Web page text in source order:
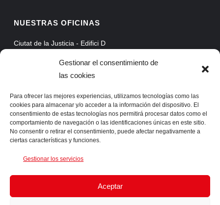
Gestionar el consentimiento de
las cookies
Para ofrecer las mejores experiencias, utilizamos tecnologías como las
cookies para almacenar y/o acceder a la información del dispositivo. El
consentimiento de estas tecnologías nos permitirá procesar datos como el
comportamiento de navegación o las identificaciones únicas en este sitio.
No consentir o retirar el consentimiento, puede afectar negativamente a
ciertas características y funciones.
Gestionar los servicios
Aceptar
NUESTRAS OFICINAS
Ciutat de la Justicia - Edifici D
Extranet
ProAssist
SSLVPN
CONTACTA CON NOSOTROS